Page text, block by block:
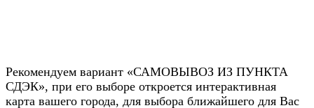
Рекомендуем вариант «САМОВЫВОЗ ИЗ ПУНКТА
СДЭК», при его выборе откроется интерактивная
карта вашего города, для выбора ближайшего для Вас